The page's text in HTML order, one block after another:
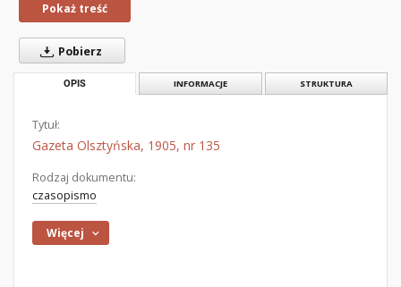
Pokaż treść
Pobierz
OPIS INFORMACJE STRUKTURA
Tytuł:
Gazeta Olsztyńska, 1905, nr 135
Rodzaj dokumentu:
czasopismo
Więcej